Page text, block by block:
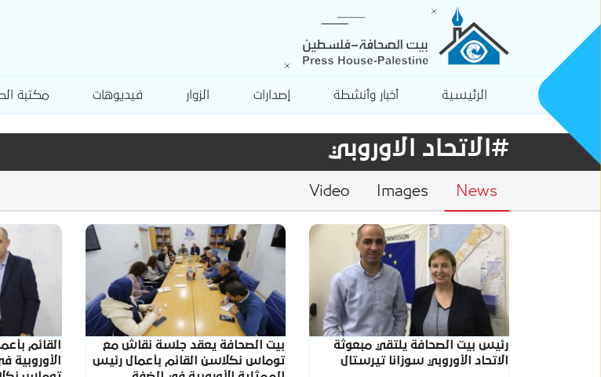
الرئيسية أخبار وأنشطة إصدارات الزوار فيديوهات مكتبة
#الاتحاد الاوروبي
News
Images
Video
رئيس بيت الصحافة يلتقي مبعوثة
الاتحاد الأوروبي سوزانا تيرستال
بيت الصحافة يعقد جلسة نقاش مع
توماس نكلاسن القائم بأعمال رئيس
القائم
الأوروبية